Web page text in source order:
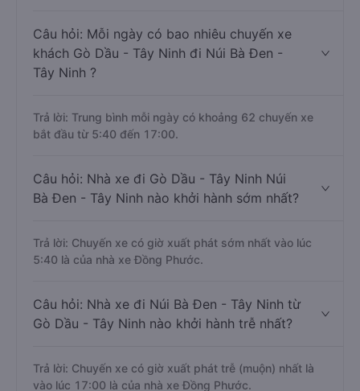
Câu hỏi: Mỗi ngày có bao nhiêu chuyến xe
khách Gò Dầu - Tây Ninh đi Núi Bà Đen -
Tây Ninh ?
Trả lời: Trung bình mỗi ngày có khoảng 62 chuyến xe
bắt đầu từ 5:40 đến 17:00.
Câu hỏi: Nhà xe đi Gò Dầu - Tây Ninh Núi
Bà Đen - Tây Ninh nào khởi hành sớm nhất?
Trả lời: Chuyến xe có giờ xuất phát sớm nhất vào lúc
5:40 là của nhà xe Đồng Phước.
Câu hỏi: Nhà xe đi Núi Bà Đen - Tây Ninh từ
Gò Dầu - Tây Ninh nào khởi hành trễ nhất?
Trả lời: Chuyến xe có giờ xuất phát trễ (muộn) nhất là
vào lúc 17:00 là của nhà xe Đồng Phước.